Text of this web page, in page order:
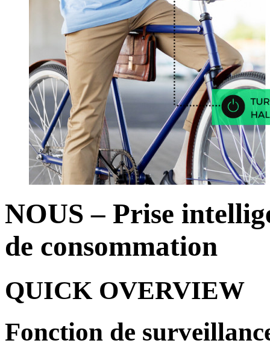
NOUS – Prise
de consommation
QUICK OVERVIEW
Fonction de